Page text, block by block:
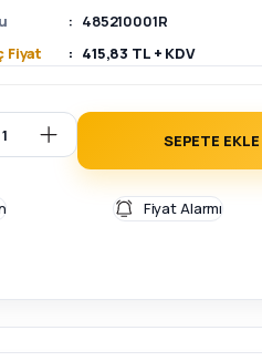
485210001R
Fiyat
415,83 TL + KDV
SEPETE EKLE
Fiyat Alarmı